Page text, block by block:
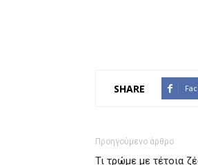
SHARE
Προηγούμενο άρθρο
Τι τρώμε με τέτοια